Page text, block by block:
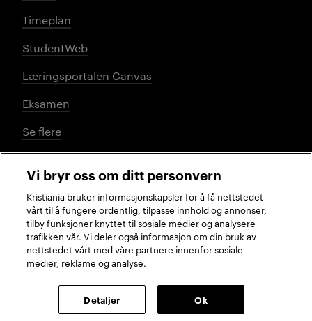
Timeplan
StudentWeb
Læringsportalen Canvas
Eksamen
Se flere
Sosiale medier
FacebookInstagramLinkedInTikTok
2026 © Kristiania
Vi bryr oss om ditt personvern
Kristiania bruker informasjonskapsler for å få nettstedet
vårt til å fungere ordentlig, tilpasse innhold og annonser,
tilby funksjoner knyttet til sosiale medier og analysere
trafikken vår. Vi deler også informasjon om din bruk av
nettstedet vårt med våre partnere innenfor sosiale
medier, reklame og analyse.
Detaljer Ok